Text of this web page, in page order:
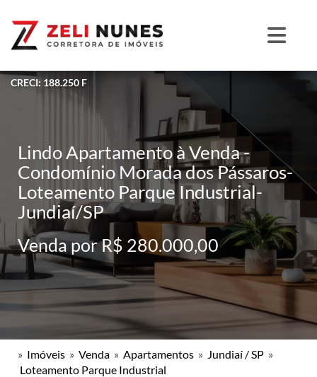
CRECI: 188.250 F
Lindo Apartamento à Venda -
Condomínio Morada dos Pássaros-
Loteamento Parque Industrial-
Jundiaí/SP
Venda por R$ 280.000,00
» Imóveis » Venda » Apartamentos » Jundiaí / SP »
Loteamento Parque Industrial